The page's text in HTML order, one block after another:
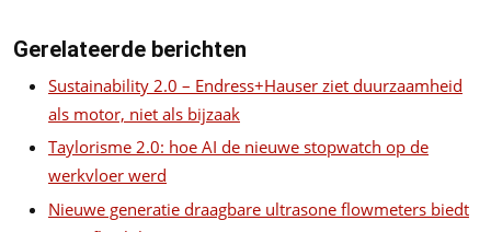
Gerelateerde berichten
Sustainability 2.0 – Endress+Hauser ziet duurzaamheid
als motor, niet als bijzaak
Taylorisme 2.0: hoe AI de nieuwe stopwatch op de
werkvloer werd
Nieuwe generatie draagbare ultrasone flowmeters biedt